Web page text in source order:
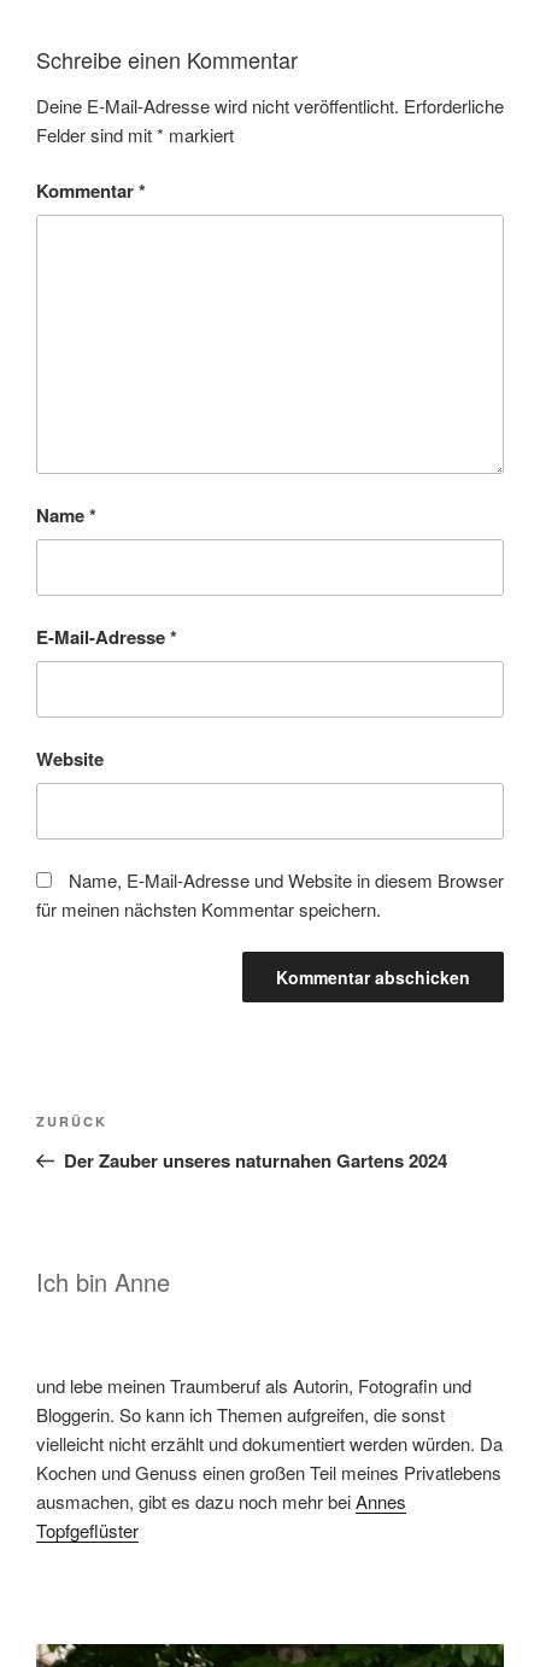
Schreibe einen Kommentar
Deine E-Mail-Adresse wird nicht veröffentlicht. Erforderliche
Felder sind mit* markiert
Kommentar*
Name*
E-Mail-Adresse*
Website
Name, E-Mail-Adresse und Website in diesem Browser
für meinen nächsten Kommentar speichern.
Beitragsnavigation
Vorheriger
Beitrag
ZURÜCK
Der Zauber unseres naturnahen Gartens 2024
Ich bin Anne
und lebe meinen Traumberuf als Autorin, Fotografin und
Bloggerin. So kann ich Themen aufgreifen, die sonst
vielleicht nicht erzählt und dokumentiert werden würden. Da
Kochen und Genuss einen großen Teil meines Privatlebens
ausmachen, gibt es dazu noch mehr beiAnnes
Topfgeflüster